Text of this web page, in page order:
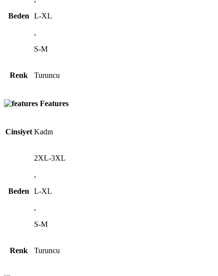
Beden
L-XL
,
S-M
Renk Turuncu
Features
Cinsiyet Kadın
Beden
2XL-3XL
,
L-XL
,
S-M
Renk Turuncu